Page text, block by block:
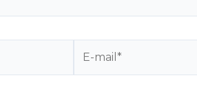
mail*